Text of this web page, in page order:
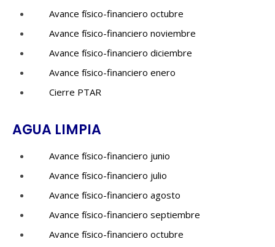
Avance físico-financiero octubre
Avance físico-financiero noviembre
Avance físico-financiero diciembre
Avance físico-financiero enero
Cierre PTAR
AGUA LIMPIA
Avance físico-financiero junio
Avance físico-financiero julio
Avance físico-financiero agosto
Avance físico-financiero septiembre
Avance físico-financiero octubre